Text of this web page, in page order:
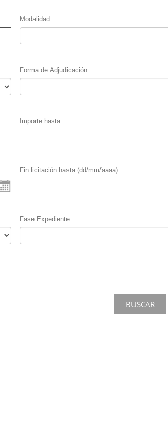
Modalidad
Forma de Adjudicación
Importe hasta
Fin licitación hasta (dd/mm/aaaa)
Fase Expediente